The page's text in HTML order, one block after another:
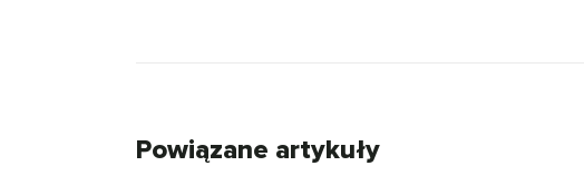
Powiązane artykuły